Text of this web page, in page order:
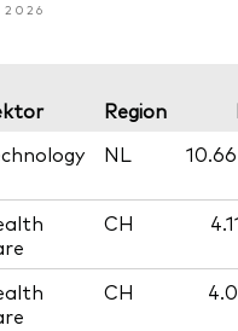
2026
Region
NL
CH
CH